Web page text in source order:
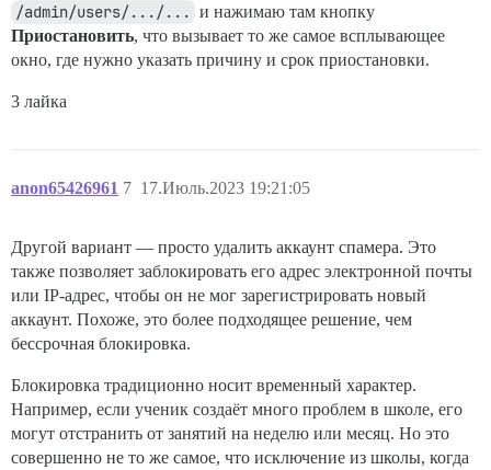
/admin/users/.../... и нажимаю там кнопку
Приостановить, что вызывает то же самое всплывающее
окно, где нужно указать причину и срок приостановки.
3 лайка
anon65426961 17.Июль.2023 19:21:05
7
Другой вариант — просто удалить аккаунт спамера. Это
также позволяет заблокировать его адрес электронной почты
или IP-адрес, чтобы он не мог зарегистрировать новый
аккаунт. Похоже, это более подходящее решение, чем
бессрочная блокировка.
Блокировка традиционно носит временный характер.
Например, если ученик создаёт много проблем в школе, его
могут отстранить от занятий на неделю или месяц. Но это
совершенно не то же самое, что исключение из школы, когда